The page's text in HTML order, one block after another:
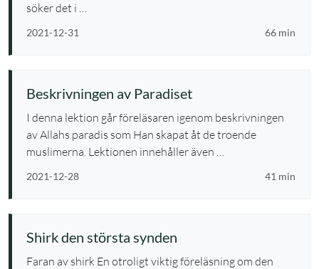
söker det i …
2021-12-31 66 min
Beskrivningen av Paradiset
I denna lektion går föreläsaren igenom beskrivningen
av Allahs paradis som Han skapat åt de troende
muslimerna. Lektionen innehåller även …
2021-12-28 41 min
Shirk den största synden
Faran av shirk En otroligt viktig föreläsning om den